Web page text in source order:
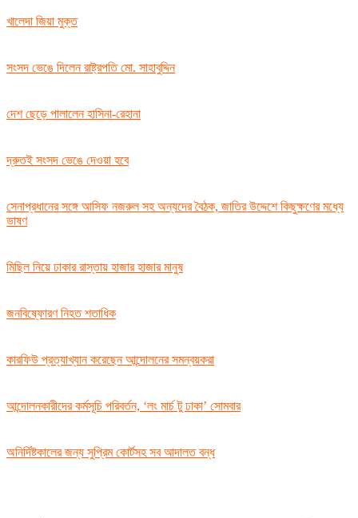
খালেদা জিয়া মুক্ত
সংসদ ভেঙে দিলেন রাষ্ট্রপতি মো. সাহাবুদ্দিন
দেশ ছেড়ে পালালেন হাসিনা-রেহানা
দ্রুতই সংসদ ভেঙে দেওয়া হবে
সেনাপ্রধানের সঙ্গে আসিফ নজরুল সহ অন্যদের বৈঠক, জাতির উদ্দেশে কিছুক্ষণের মধ্যে
ভাষণ
মিছিল নিয়ে ঢাকার রাস্তায় হাজার হাজার মানুষ
জনবিষ্ফোরণ নিহত শতাধিক
কারফিউ প্রত্যাখ্যান করেছেন আন্দোলনের সমন্বয়করা
আন্দোলনকারীদের কর্মসূচি পরিবর্তন, ‘লং মার্চ টু ঢাকা’ সোমবার
অনির্দিষ্টকালের জন্য সুপ্রিম কোর্টসহ সব আদালত বন্ধ